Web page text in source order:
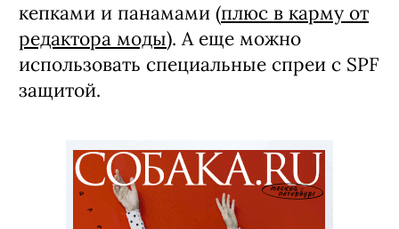
кепками и панамами (плюс в карму от
редактора моды). А еще можно
использовать специальные спреи с SPF
защитой.